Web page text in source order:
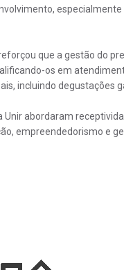
que a gestão do
os em
incluindo degustações
abordaram
empreendedorismo e